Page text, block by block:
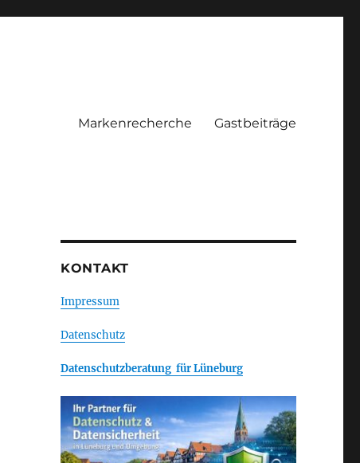
Markenrecherche Gastbeiträge
KONTAKT
Impressum
Datenschutz
Datenschutzberatung für Lüneburg